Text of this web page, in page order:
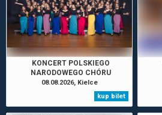
KONCERT POLSKIEGO
NARODOWEGO CHÓRU
MŁODZIEŻOWEGO PT. PIEŚNI O
MIŁOŚCI I TĘSKNOCIE
08.08.2026, Kielce
kup bilet